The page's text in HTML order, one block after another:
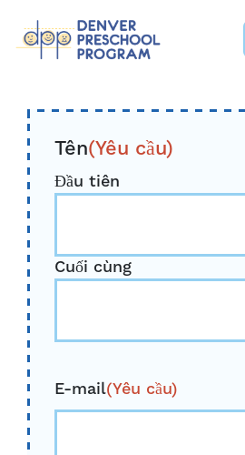
Tên(Yêu cầu)
Đầu tiên
Cuối cùng
E-mail(Yêu cầu)